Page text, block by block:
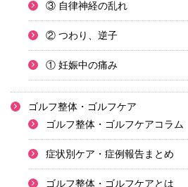
③ 自律神経の乱れ
② つわり、逆子
① 妊娠中の痛み
ゴルフ整体・ゴルフケア
ゴルフ整体・ゴルフケアコラム
症状別ケア・症例報告まとめ
ゴルフ整体・ゴルフケアとは